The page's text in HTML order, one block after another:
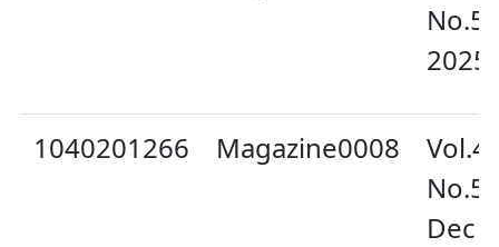
2025
1040201266 Magazine0008
Dec